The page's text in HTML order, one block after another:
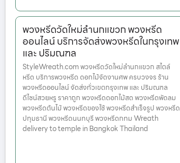
พวงหรีดวัดใหม่ลำนกแขวก พวงหรีด
ออนไลน์ บริการจัดส่งพวงหรีดในกรุงเทพ
และ ปริมณฑล
StyleWreath.com พวงหรีดวัดใหม่ลำนกแขวก สไตล์
หรีด บริการพวงหรีด ดอกไม้จัดงานศพ ครบวงจร ร้าน
พวงหรีดออนไลน์ จัดส่งทั่วเขตกรุงเทพ และ ปริมณฑล
ดีไซน์สวยหรู ราคาถูก พวงหรีดดอกไม้สด พวงหรีดพัดลม
พวงหรีดต้นไม้ พวงหรีดของใช้ พวงหรีดสำเร็จรูป พวงหรีด
ปทุมธานี พวงหรีดนนทบุรี พวงหรีดกทม Wreath
delivery to temple in Bangkok Thailand